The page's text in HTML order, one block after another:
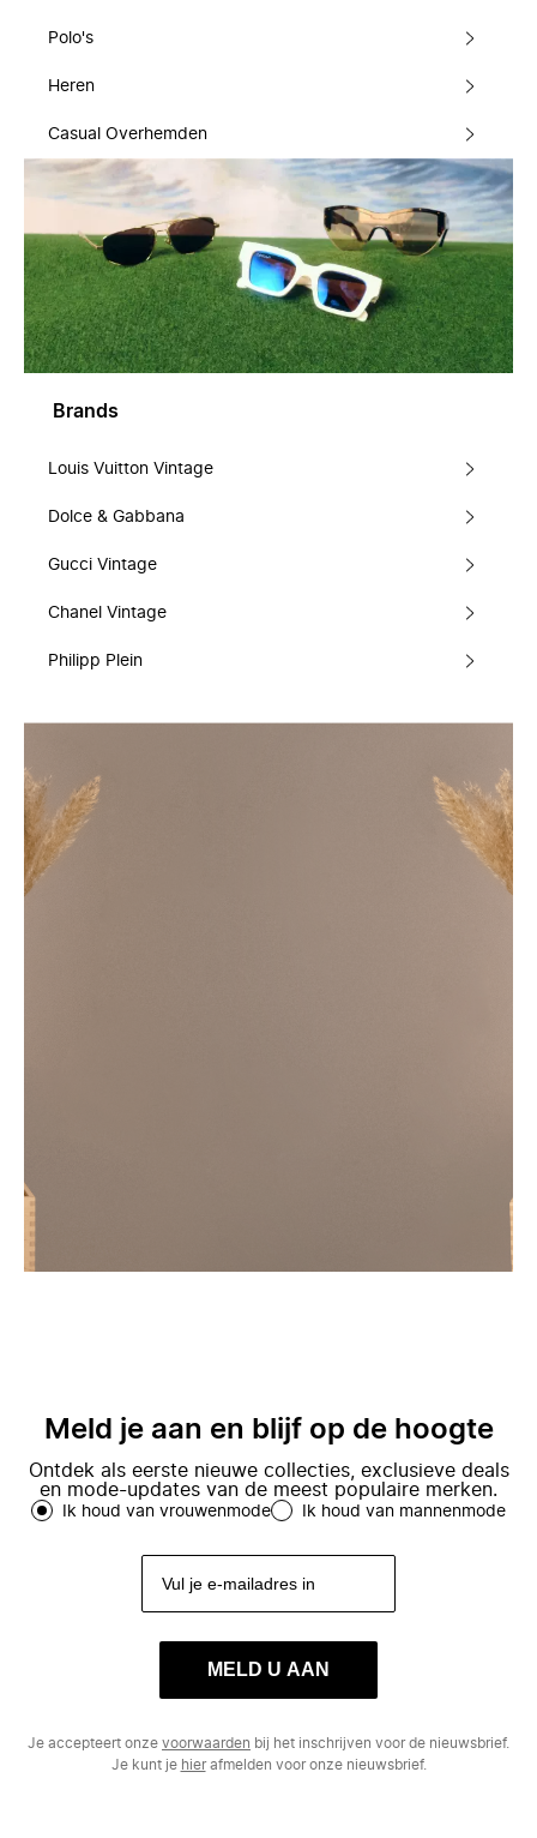
Polo's
Heren
Casual Overhemden
Brands
Louis Vuitton Vintage
Dolce & Gabbana
Gucci Vintage
Chanel Vintage
Philipp Plein
Meld je aan en blijf op de hoogte
Ontdek als eerste nieuwe collecties, exclusieve deals
en mode-updates van de meest populaire merken.
Ik houd van vrouwenmode Ik houd van mannenmode
MELD U AAN
Je accepteert onze voorwaarden bij het inschrijven voor de nieuwsbrief.
Je kunt je hierafmelden voor onze nieuwsbrief.